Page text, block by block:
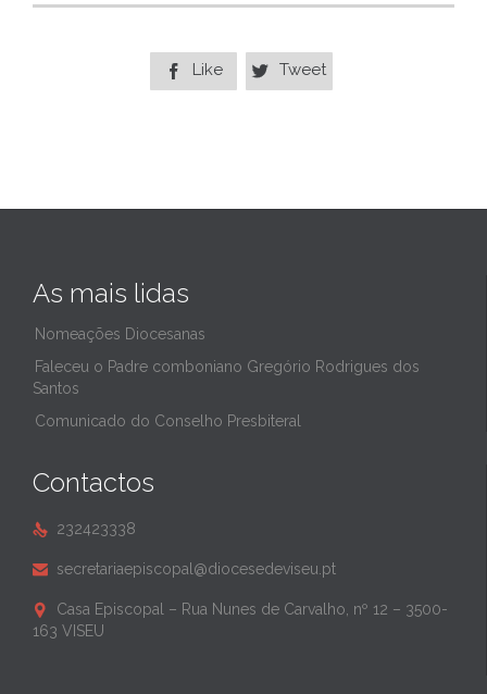
 Like  Tweet
As mais lidas
Nomeações Diocesanas
Faleceu o Padre comboniano Gregório Rodrigues dos
Santos
Comunicado do Conselho Presbiteral
Contactos
 232423338
 secretariaepiscopal@diocesedeviseu.pt

Casa Episcopal – Rua Nunes de Carvalho, nº 12 – 3500-
163 VISEU